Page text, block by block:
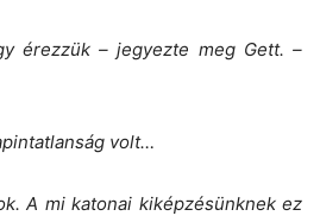
érezzük – jegyezte meg Gett. –
volt…
A mi katonai kiképzésünknek ez